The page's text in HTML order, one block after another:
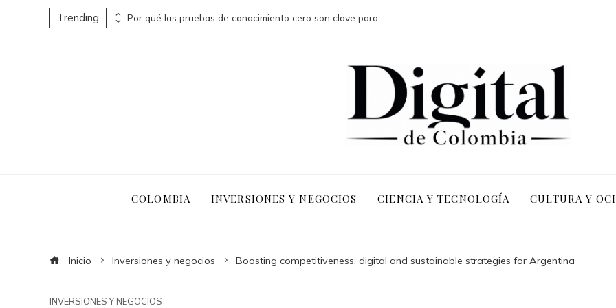
Trending Turismo sostenible y pesca responsable en la economía azul de Belice
COLOMBIA INVERSIONES Y NEGOCIOS CIENCIA Y TECNOLOGÍA CULTURA Y
Inicio Inversiones y negocios Boosting competitiveness: digital and sustainable strategies for Argentina
INVERSIONES Y NEGOCIOS